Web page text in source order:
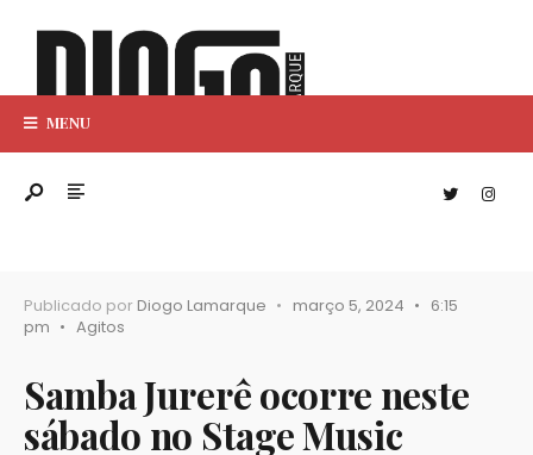
MENU
Publicado por Diogo Lamarque • março 5, 2024 • 6:15
pm • Agitos
Samba Jurerê ocorre neste
sábado no Stage Music